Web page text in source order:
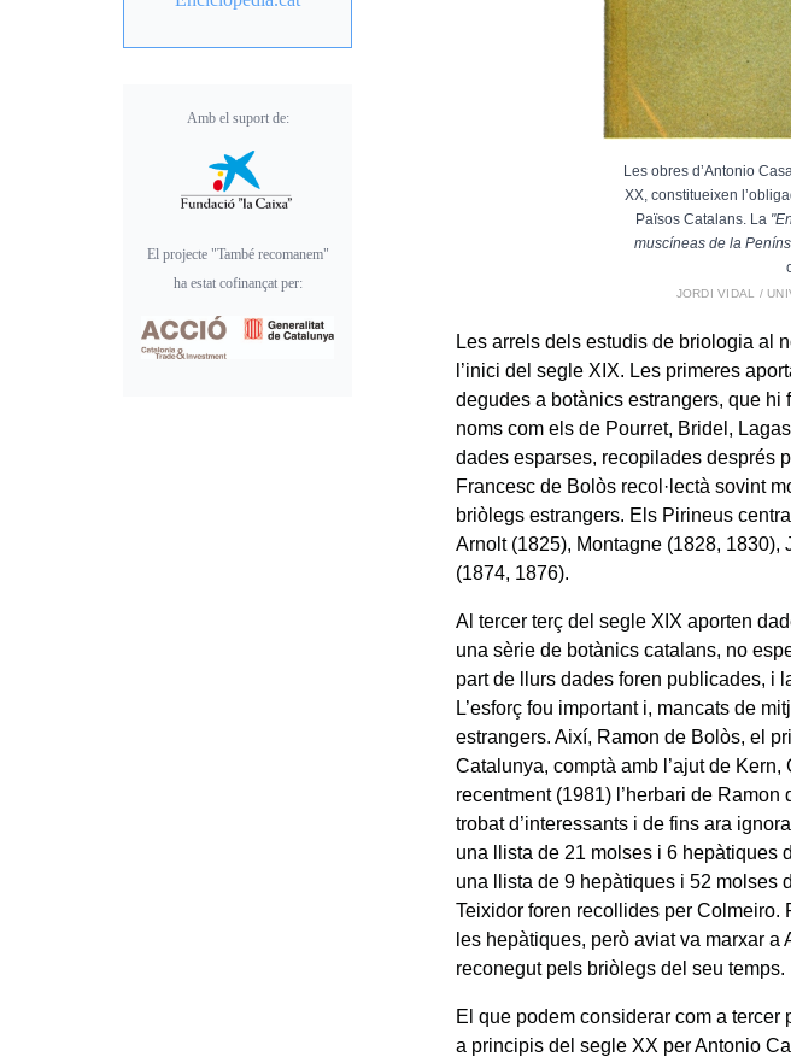
Les obres d’Antonio
XX, constitueixen
Països Catalans. La
muscíneas de la
JORDI VIDAL /
Les arrels dels estudis de briologia al
l’inici del segle XIX. Les primeres
degudes a botànics estrangers, que
noms com els de Pourret, Bridel,
dades esparses, recopilades després
Francesc de Bolòs recol·lectà sovint
briòlegs estrangers. Els Pirineus
Arnolt (1825), Montagne (1828,
(1874, 1876).
Al tercer terç del segle XIX aporten
una sèrie de botànics catalans, no
part de llurs dades foren publicades, i
L’esforç fou important i, mancats de
estrangers. Així, Ramon de Bolòs, el
Catalunya, comptà amb l’ajut de
recentment (1981) l’herbari de
trobat d’interessants i de fins ara
una llista de 21 molses i 6 hepàtiques
una llista de 9 hepàtiques i 52 molses
Teixidor foren recollides per Colmeiro.
les hepàtiques, però aviat va marxar
reconegut pels briòlegs del seu temps.
El que podem considerar com a
a principis del segle XX per Antonio
Amb el suport de:
El projecte "També recomanem"
ha estat cofinançat per: